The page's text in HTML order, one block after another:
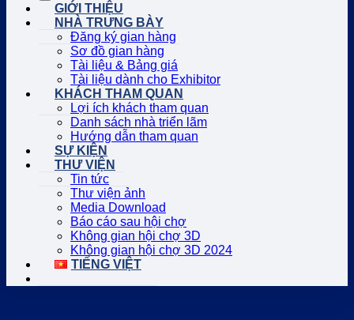
GIỚI THIỆU
NHÀ TRƯNG BÀY
Đăng ký gian hàng
Sơ đồ gian hàng
Tài liệu & Bảng giá
Tài liệu dành cho Exhibitor
KHÁCH THAM QUAN
Lợi ích khách tham quan
Danh sách nhà triển lãm
Hướng dẫn tham quan
SỰ KIỆN
THƯ VIỆN
Tin tức
Thư viện ảnh
Media Download
Báo cáo sau hội chợ
Không gian hội chợ 3D
Không gian hội chợ 3D 2024
TIẾNG VIỆT